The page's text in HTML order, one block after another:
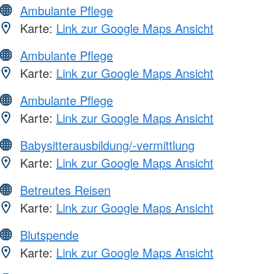
Ambulante Pflege
Karte: Link zur Google Maps Ansicht
Ambulante Pflege
Karte: Link zur Google Maps Ansicht
Ambulante Pflege
Karte: Link zur Google Maps Ansicht
Babysitterausbildung/-vermittlung
Karte: Link zur Google Maps Ansicht
Betreutes Reisen
Karte: Link zur Google Maps Ansicht
Blutspende
Karte: Link zur Google Maps Ansicht